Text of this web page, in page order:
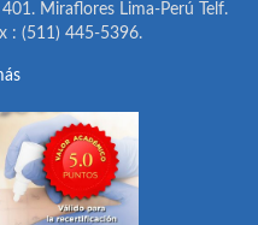
Miraflores Lima-Perú Telf.
: (511) 445-5396.